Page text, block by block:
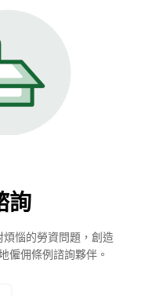
詢
惱的勞資問題，創造
僱佣條例諮詢夥伴。